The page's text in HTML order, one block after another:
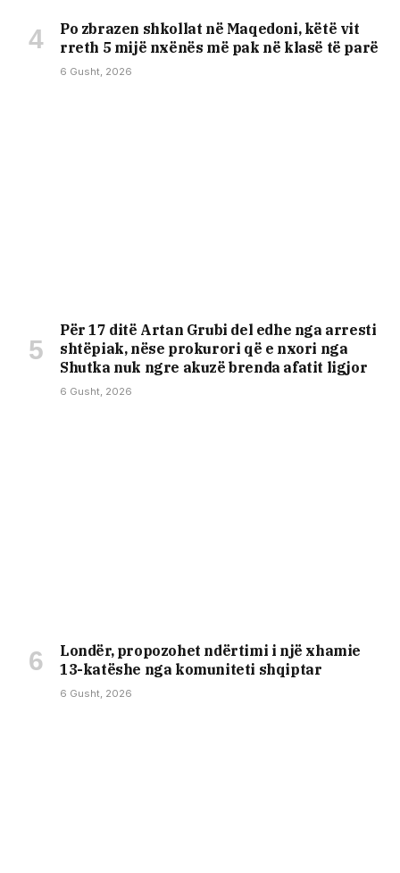
Po zbrazen shkollat në Maqedoni, këtë vit
rreth 5 mijë nxënës më pak në klasë të parë
6 Gusht, 2026
Për 17 ditë Artan Grubi del edhe nga arresti
shtëpiak, nëse prokurori që e nxori nga
Shutka nuk ngre akuzë brenda afatit ligjor
6 Gusht, 2026
Londër, propozohet ndërtimi i një xhamie
13-katëshe nga komuniteti shqiptar
6 Gusht, 2026